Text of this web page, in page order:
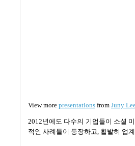
View more presentations from Juny
2012년에도 다수의 기업들이 소셜
적인 사례들이 등장하고, 활발히 업